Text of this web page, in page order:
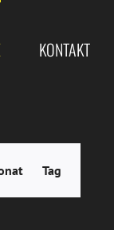
KONTAKT
Tag